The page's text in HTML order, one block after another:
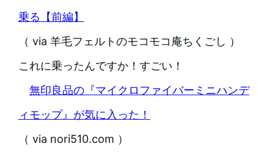
乗る【前編】
（ via 羊毛フェルトのモコモコ庵ちくごし ）
これに乗ったんですか！すごい！
無印良品の『マイクロファイバーミニハンデ
ィモップ』が気に入った！
（ via nori510.com ）